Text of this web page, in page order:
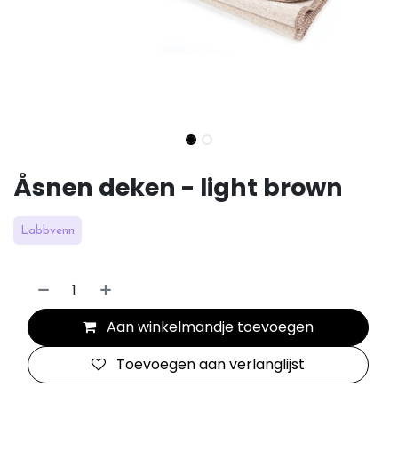
Åsnen deken - light brown
Labbvenn
Aan winkelmandje toevoegen
Toevoegen aan verlanglijst